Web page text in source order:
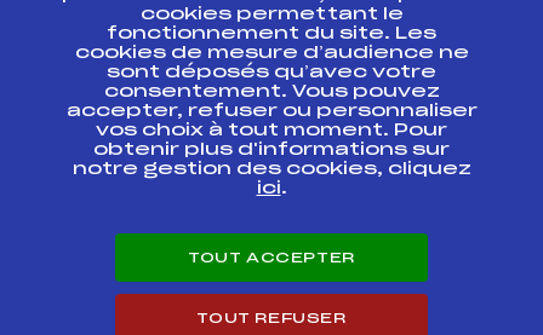
Projet sportif fédéral
Projet de performance fédéral
Antidopage
Pôle Développement, Formation, Suivi
Scientifique
Listes ministérielles
Pôle vie de l’athlète
Enseignement professionnel
Carrières
cookies permettant le
fonctionnement du site. Les
cookies de mesure d’audience ne
sont déposés qu’avec votre
consentement. Vous pouvez
accepter, refuser ou personnaliser
vos choix à tout moment. Pour
obtenir plus d'informations sur
notre gestion des cookies, cliquez
ici.
TOUT ACCEPTER
TOUT REFUSER